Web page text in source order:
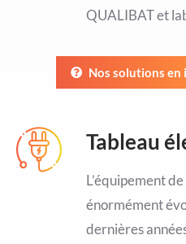
QUALIBAT et
Nos solutions
Tableau
L’équipement
énormément
dernières